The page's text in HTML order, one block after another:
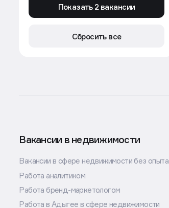
Показать 2 вакансии
Сбросить все
Вакансии в недвижимости
Вакансии в сфере недвижимости без опыта
Работа аналитиком
Работа бренд-маркетологом
Работа в Адыгее в сфере недвижимости